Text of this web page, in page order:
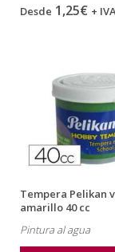
Desde 1,25€ +
Tempera Pelikan
amarillo 40 cc
Pintura al agua